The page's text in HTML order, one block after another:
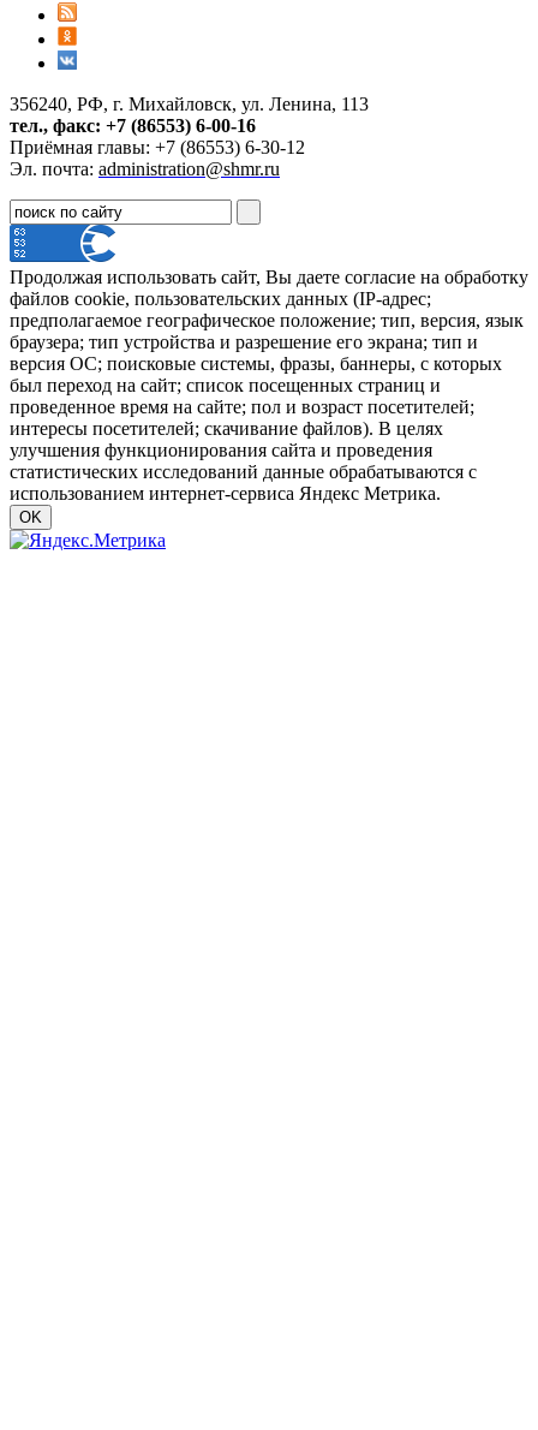
356240, РФ, г. Михайловск, ул. Ленина, 113
тел., факс: +7 (86553) 6-00-16
Приёмная главы: +7 (86553) 6-30-12
Эл. почта: administration@shmr.ru
Продолжая использовать сайт, Вы даете согласие на обработку
файлов cookie, пользовательских данных (IP-адрес;
предполагаемое географическое положение; тип, версия, язык
браузера; тип устройства и разрешение его экрана; тип и
версия ОС; поисковые системы, фразы, баннеры, с которых
был переход на сайт; список посещенных страниц и
проведенное время на сайте; пол и возраст посетителей;
интересы посетителей; скачивание файлов). В целях
улучшения функционирования сайта и проведения
статистических исследований данные обрабатываются с
использованием интернет-сервиса Яндекс Метрика.
OK